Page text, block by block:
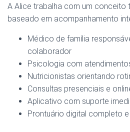
A Alice trabalha com um conceito
baseado em acompanhamento
Médico de família
colaborador
Psicologia com
Nutricionistas orientando
Consultas presenciais e
Aplicativo com suporte
Prontuário digital completo